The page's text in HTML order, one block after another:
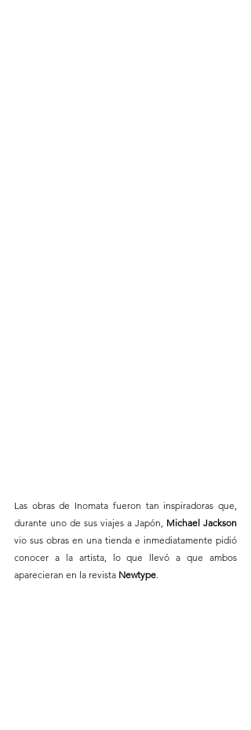
Las obras de Inomata fueron tan inspiradoras que,
durante uno de sus viajes a Japón, Michael Jackson
vio sus obras en una tienda e inmediatamente pidió
conocer a la artista, lo que llevó a que ambos
aparecieran en la revista Newtype